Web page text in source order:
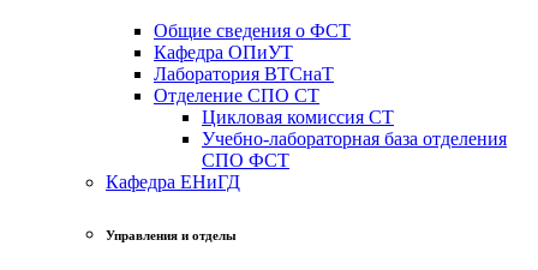
Общие сведения о ФСТ
Кафедра ОПиУТ
Лаборатория ВТСнаТ
Отделение СПО СТ
Цикловая комиссия СТ
Учебно-лабораторная база отделения
СПО ФСТ
Кафедра ЕНиГД
Управления и отделы